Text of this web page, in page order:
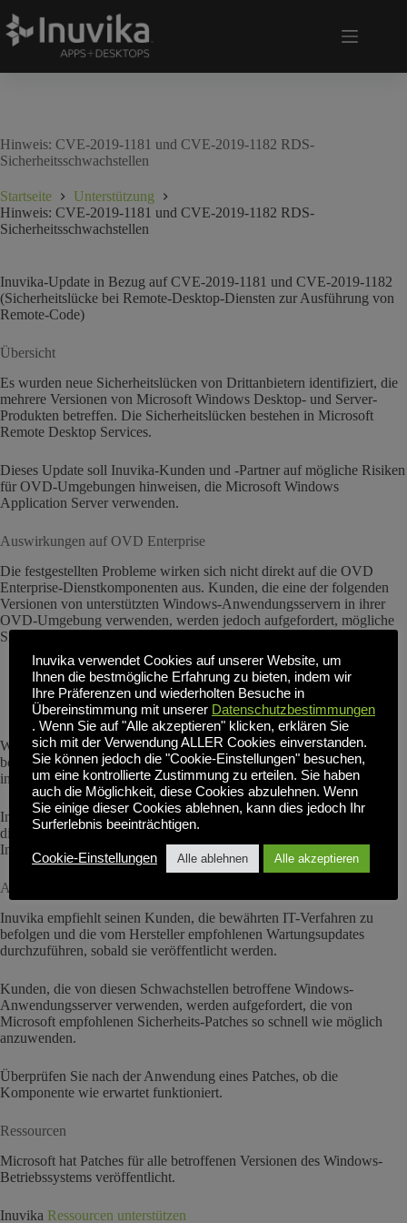
Hinweis: CVE-2019-1181 und CVE-2019-1182 RDS-
Sicherheitsschwachstellen
Startseite
Unterstützung
Hinweis: CVE-2019-1181 und CVE-2019-1182 RDS-
Sicherheitsschwachstellen
Inuvika-Update in Bezug auf CVE-2019-1181 und CVE-2019-1182
(Sicherheitslücke bei Remote-Desktop-Diensten zur Ausführung von
Remote-Code)
Übersicht
Es wurden neue Sicherheitslücken von Drittanbietern identifiziert, die
mehrere Versionen von Microsoft Windows Desktop- und Server-
Produkten betreffen. Die Sicherheitslücken bestehen in Microsoft
Remote Desktop Services.
Dieses Update soll Inuvika-Kunden und -Partner auf mögliche Risiken
für OVD-Umgebungen hinweisen, die Microsoft Windows
Application Server verwenden.
Auswirkungen auf OVD Enterprise
Die festgestellten Probleme wirken sich nicht direkt auf die OVD
Enterprise-Dienstkomponenten aus. Kunden, die eine der folgenden
Versionen von unterstützten Windows-Anwendungsservern in ihrer
OVD-Umgebung verwenden, werden jedoch aufgefordert, mögliche
Sicherheitsrisiken zu bewerten:
Windows Server 2008 R2 SP1
Windows Server 2012 R2
Windows Server 2016
Weitere Versionen von Windows Desktop und Server sind ebenfalls
betroffen. Eine vollständige Liste der betroffenen Produkte finden Sie
in der Microsoft-Anleitung.
Inuvika prüft die Situation weiter und wird seine Kunden über alle
direkten Auswirkungen auf die Produkte und Dienstleistungen von
Inuvika informieren.
Aktuelle Empfehlung für OVD Enterprise-Kunden
Inuvika empfiehlt seinen Kunden, die bewährten IT-Verfahren zu
befolgen und die vom Hersteller empfohlenen Wartungsupdates
durchzuführen, sobald sie veröffentlicht werden.
Kunden, die von diesen Schwachstellen betroffene Windows-
Anwendungsserver verwenden, werden aufgefordert, die von
Microsoft empfohlenen Sicherheits-Patches so schnell wie möglich
anzuwenden.
Überprüfen Sie nach der Anwendung eines Patches, ob die
Komponente wie erwartet funktioniert.
Ressourcen
Microsoft hat Patches für alle betroffenen Versionen des Windows-
Betriebssystems veröffentlicht.
Inuvika Ressourcen unterstützen
Inuvika verwendet Cookies auf unserer Website, um
Ihnen die bestmögliche Erfahrung zu bieten, indem wir
Ihre Präferenzen und wiederholten Besuche in
Übereinstimmung mit unserer Datenschutzbestimmungen
. Wenn Sie auf "Alle akzeptieren" klicken, erklären Sie
sich mit der Verwendung ALLER Cookies einverstanden.
Sie können jedoch die "Cookie-Einstellungen" besuchen,
um eine kontrollierte Zustimmung zu erteilen. Sie haben
auch die Möglichkeit, diese Cookies abzulehnen. Wenn
Sie einige dieser Cookies ablehnen, kann dies jedoch Ihr
Surferlebnis beeinträchtigen.
Cookie-Einstellungen Alle ablehnen Alle akzeptieren